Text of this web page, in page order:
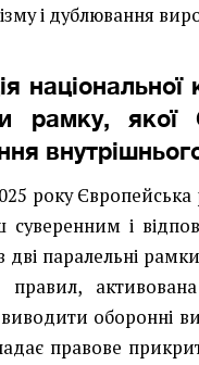
і дублювання
рамку,
року
суверенним і
дві паралельні
правил,
оборонні
правове